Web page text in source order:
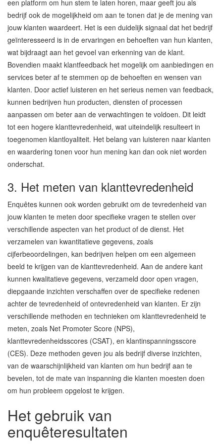
een platform om hun stem te laten horen, maar geeft jou als
bedrijf ook de mogelijkheid om aan te tonen dat je de mening van
jouw klanten waardeert. Het is een duidelijk signaal dat het bedrijf
geïnteresseerd is in de ervaringen en behoeften van hun klanten,
wat bijdraagt aan het gevoel van erkenning van de klant.
Bovendien maakt klantfeedback het mogelijk om aanbiedingen en
services beter af te stemmen op de behoeften en wensen van
klanten. Door actief luisteren en het serieus nemen van feedback,
kunnen bedrijven hun producten, diensten of processen
aanpassen om beter aan de verwachtingen te voldoen. Dit leidt
tot een hogere klanttevredenheid, wat uiteindelijk resulteert in
toegenomen klantloyaliteit. Het belang van luisteren naar klanten
en waardering tonen voor hun mening kan dan ook niet worden
onderschat.
3. Het meten van klanttevredenheid
Enquêtes kunnen ook worden gebruikt om de tevredenheid van
jouw klanten te meten door specifieke vragen te stellen over
verschillende aspecten van het product of de dienst. Het
verzamelen van kwantitatieve gegevens, zoals
cijferbeoordelingen, kan bedrijven helpen om een algemeen
beeld te krijgen van de klanttevredenheid. Aan de andere kant
kunnen kwalitatieve gegevens, verzameld door open vragen,
diepgaande inzichten verschaffen over de specifieke redenen
achter de tevredenheid of ontevredenheid van klanten. Er zijn
verschillende methoden en technieken om klanttevredenheid te
meten, zoals Net Promoter Score (NPS),
klanttevredenheidsscores (CSAT), en klantinspanningsscore
(CES). Deze methoden geven jou als bedrijf diverse inzichten,
van de waarschijnlijkheid van klanten om hun bedrijf aan te
bevelen, tot de mate van inspanning die klanten moesten doen
om hun probleem opgelost te krijgen.
Het gebruik van
enquêteresultaten